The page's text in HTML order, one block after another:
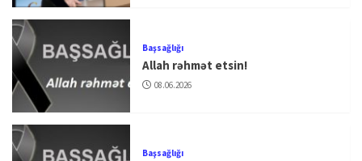
Başsağlığı
Allah rəhmət etsin!
08.06.2026
Başsağlığı